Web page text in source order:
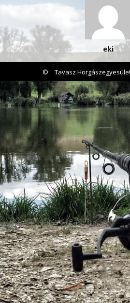
eki
© Tavasz